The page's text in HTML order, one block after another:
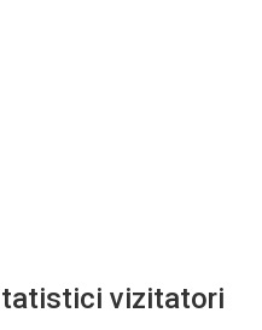
vizitatori